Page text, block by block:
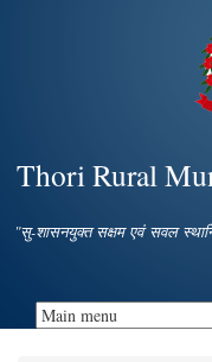
Thori Rural
"सु-शासनयुक्त सक्षम एवं सवल